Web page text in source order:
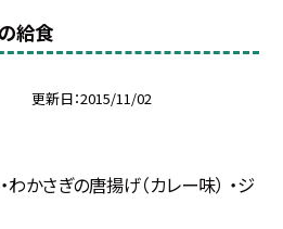
給食
更新日 2015/11/02
かさぎの唐揚げ（カレー味） ・ジ